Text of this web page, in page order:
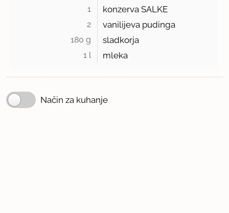
1 konzerva SALKE
2 vanilijeva pudinga
180 g sladkorja
1 l mleka
Način za kuhanje